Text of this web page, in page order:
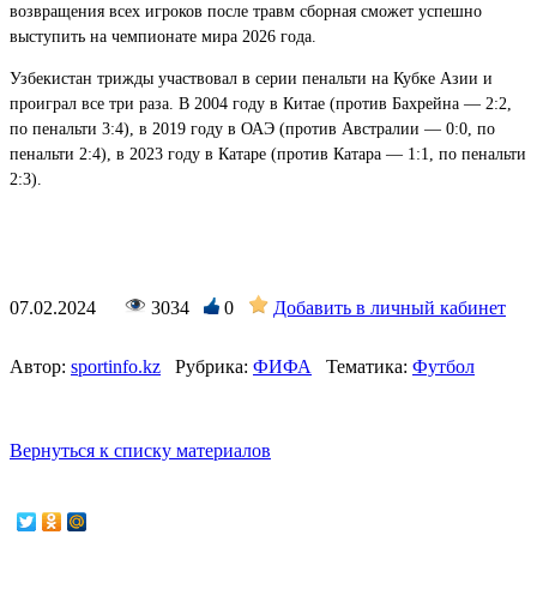
возвращения всех игроков после травм сборная сможет успешно
выступить на чемпионате мира 2026 года.
Узбекистан трижды участвовал в серии пенальти на Кубке Азии и
проиграл все три раза. В 2004 году в Китае (против Бахрейна — 2:2,
по пенальти 3:4), в 2019 году в ОАЭ (против Австралии — 0:0, по
пенальти 2:4), в 2023 году в Катаре (против Катара — 1:1, по пенальти
2:3).
07.02.2024 3034 0 Добавить в личный кабинет
Автор: sportinfo.kz Рубрика: ФИФА Тематика: Футбол
Вернуться к списку материалов